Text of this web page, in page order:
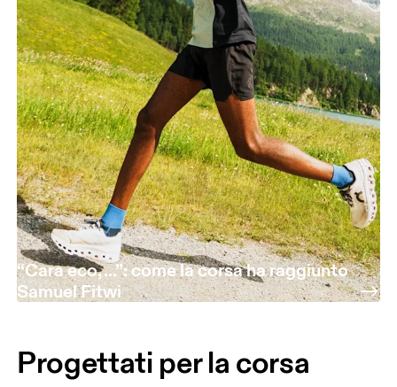
“Cara eco, ...”: come la corsa ha raggiunto
Samuel Fitwi
Progettati per la corsa